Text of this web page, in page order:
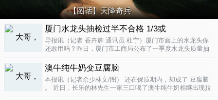
【图话】天降奇兵
厦门水龙头抽检过半不合格 1/3或
导报讯（记者 香卉辉 通讯员 杜宁）厦门市面上的水龙头你
还敢用吗？昨日，厦门市工商局公布了一季度水龙头质量抽
批次不合格原因是会产生剧毒。不合格率53.3%涉及多个品
牌据介绍，厦门市工商局今..
澳牛纯牛奶变豆腐脑
本报讯（记者余少林文/图） 还在保质期内，却成了 豆腐脑
。 近日，长乐的林先生一家三口喝了澳牛纯牛奶相继出现拉